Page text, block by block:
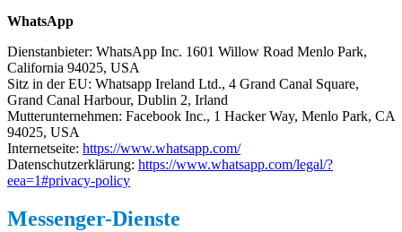
WhatsApp
Dienstanbieter: WhatsApp Inc. 1601 Willow Road Menlo Park,
California 94025, USA
Sitz in der EU: Whatsapp Ireland Ltd., 4 Grand Canal Square,
Grand Canal Harbour, Dublin 2, Irland
Mutterunternehmen: Facebook Inc., 1 Hacker Way, Menlo Park, CA
94025, USA
Internetseite: https://www.whatsapp.com/
Datenschutzerklärung: https://www.whatsapp.com/legal/?
eea=1#privacy-policy
Messenger-Dienste